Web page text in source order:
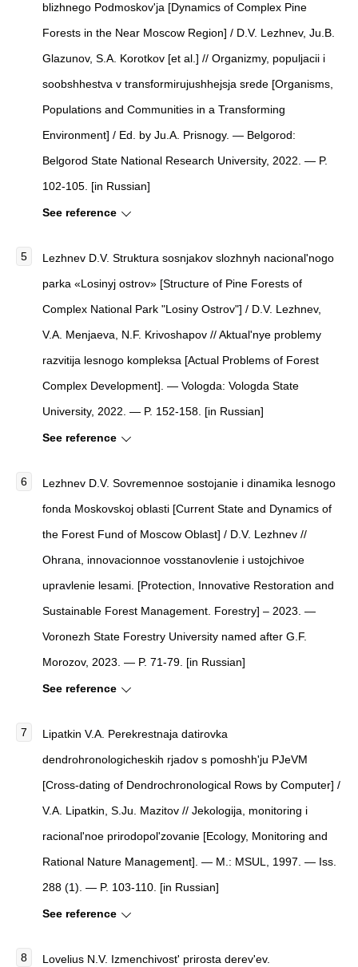
blizhnego Podmoskov'ja [Dynamics of Complex Pine
Forests in the Near Moscow Region] / D.V. Lezhnev, Ju.B.
Glazunov, S.A. Korotkov [et al.] // Organizmy, populjacii i
soobshhestva v transformirujushhejsja srede [Organisms,
Populations and Communities in a Transforming
Environment] / Ed. by Ju.A. Prisnogy. — Belgorod:
Belgorod State National Research University, 2022. — P.
102-105. [in Russian]
See reference
Lezhnev D.V. Struktura sosnjakov slozhnyh nacional'nogo
parka «Losinyj ostrov» [Structure of Pine Forests of
Complex National Park "Losiny Ostrov"] / D.V. Lezhnev,
V.A. Menjaeva, N.F. Krivoshapov // Aktual'nye problemy
razvitija lesnogo kompleksa [Actual Problems of Forest
Complex Development]. — Vologda: Vologda State
University, 2022. — P. 152-158. [in Russian]
See reference
Lezhnev D.V. Sovremennoe sostojanie i dinamika lesnogo
fonda Moskovskoj oblasti [Current State and Dynamics of
the Forest Fund of Moscow Oblast] / D.V. Lezhnev //
Ohrana, innovacionnoe vosstanovlenie i ustojchivoe
upravlenie lesami. [Protection, Innovative Restoration and
Sustainable Forest Management. Forestry] – 2023. —
Voronezh State Forestry University named after G.F.
Morozov, 2023. — P. 71-79. [in Russian]
See reference
Lipatkin V.A. Perekrestnaja datirovka
dendrohronologicheskih rjadov s pomoshh'ju PJeVM
[Cross-dating of Dendrochronological Rows by Computer] /
V.A. Lipatkin, S.Ju. Mazitov // Jekologija, monitoring i
racional'noe prirodopol'zovanie [Ecology, Monitoring and
Rational Nature Management]. — M.: MSUL, 1997. — Iss.
288 (1). — P. 103-110. [in Russian]
See reference
Lovelius N.V. Izmenchivost' prirosta derev'ev.